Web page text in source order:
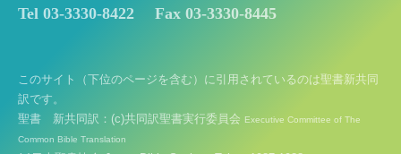
Tel 03-3330-8422
Fax 03-3330-8445
このサイト（下位のページを含む）に引用されているのは聖書新共同
訳です。
聖書 新共同訳：(c)共同訳聖書実行委員会 Executive Committee of The
Common Bible Translation